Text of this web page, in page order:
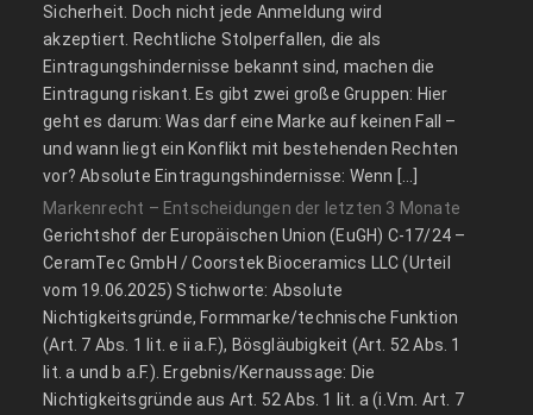
Sicherheit. Doch nicht jede Anmeldung wird
akzeptiert. Rechtliche Stolperfallen, die als
Eintragungshindernisse bekannt sind, machen die
Eintragung riskant. Es gibt zwei große Gruppen: Hier
geht es darum: Was darf eine Marke auf keinen Fall –
und wann liegt ein Konflikt mit bestehenden Rechten
vor? Absolute Eintragungshindernisse: Wenn […]
Markenrecht – Entscheidungen der letzten 3 Monate
Gerichtshof der Europäischen Union (EuGH) C‑17/24 –
CeramTec GmbH / Coorstek Bioceramics LLC (Urteil
vom 19.06.2025) Stichworte: Absolute
Nichtigkeitsgründe, Formmarke/technische Funktion
(Art. 7 Abs. 1 lit. e ii a.F.), Bösgläubigkeit (Art. 52 Abs. 1
lit. a und b a.F.). Ergebnis/Kernaussage: Die
Nichtigkeitsgründe aus Art. 52 Abs. 1 lit. a (i.V.m. Art. 7